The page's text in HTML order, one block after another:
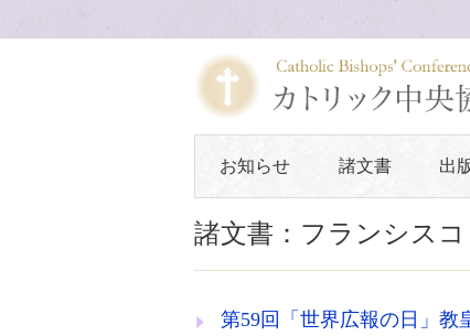
お知らせ 諸文書 出
諸文書：フランシス
第59回「世界広報の日」教